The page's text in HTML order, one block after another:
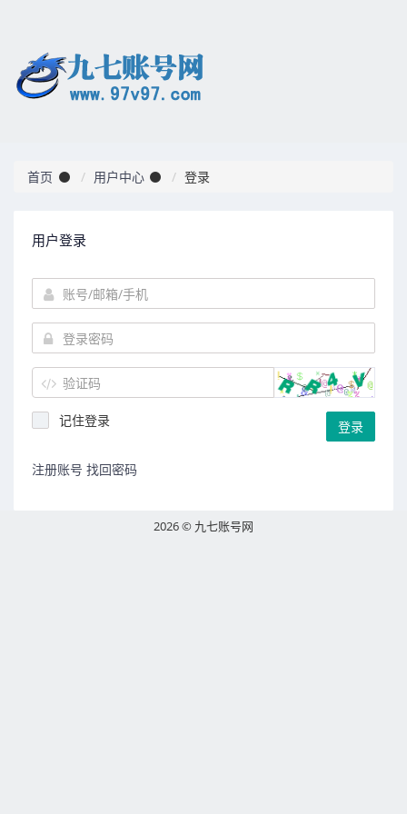
首页 用户中心 登录
用户登录
记住登录 登录
注册账号 找回密码
2026 © 九七账号网